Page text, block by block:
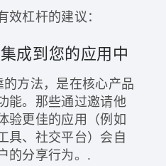
效杠杆的建议：
成到您的应用中
方法，是在核心产品
能。那些通过邀请他
验更佳的应用（例如
具、社交平台）会自
的分享行为。.